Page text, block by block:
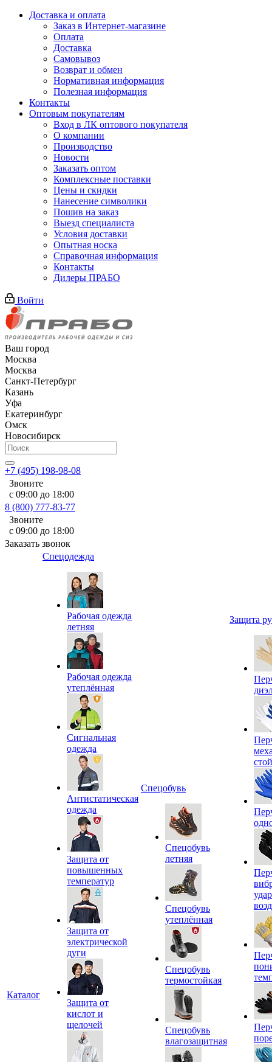
Доставка и оплата
Заказ в Интернет-магазине
Оплата
Доставка
Самовывоз
Возврат и обмен
Нормативная информация
Полезная информация
Контакты
Оптовым покупателям
Вход в ЛК оптового покупателя
О компании
Производство
Новости
Заказать оптом
Комплексные поставки
Цены и скидки
Нанесение символики
Пошив на заказ
Выезд специалиста
Условия доставки
Опытная носка
Справочная информация
Контакты
Дилеры ПРАБО
Войти
Ваш город
Москва
Москва
Санкт-Петербург
Казань
Уфа
Екатеринбург
Омск
Новосибирск
+7 (495) 198-98-08
Звоните
с 09:00 до 18:00
8 (800) 777-83-77
Звоните
с 09:00 до 18:00
Заказать звонок
Каталог
Спецодежда
Рабочая одежда
летняя
Рабочая одежда
утеплённая
Сигнальная
одежда
Антистатическая
одежда
Защита от
повышенных
температур
Защита от
электрической
дуги
Защита от
кислот и
щелочей
Спецобувь
Спецобувь
летняя
Спецобувь
утеплённая
Спецобувь
термостойкая
Спецобувь
влагозащитная
Защита